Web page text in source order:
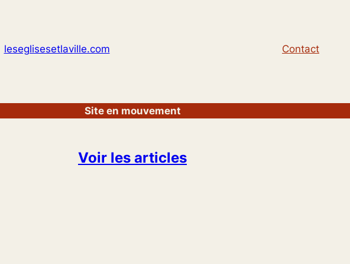
leseglisesetlaville.com Contact
Site en mouvement
Voir les articles